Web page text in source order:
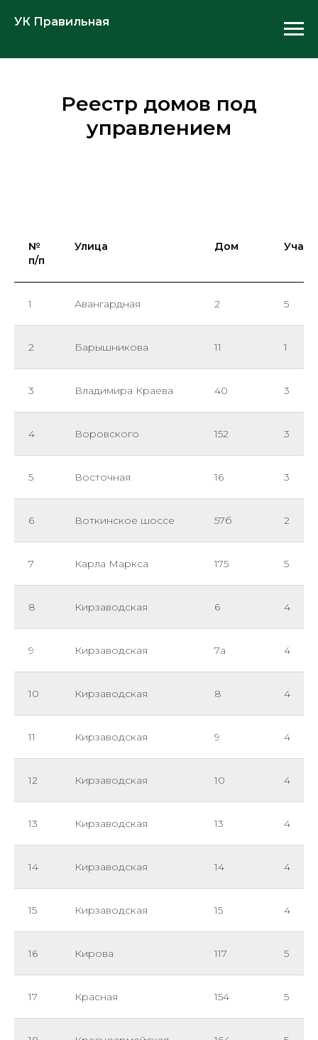
УК Правильная
Реестр домов под
управлением
№
п/п
Улица Дом
1 Авангардная 2 5
2 Барышникова 11 1
3 Владимира Краева 40 3
4 Воровского 152 3
5 Восточная 16 3
6 Воткинское шоссе 57б 2
7 Карла Маркса 175 5
8 Кирзаводская 6 4
9 Кирзаводская 7а 4
10 Кирзаводская 8 4
11 Кирзаводская 9 4
12 Кирзаводская 10 4
13 Кирзаводская 13 4
14 Кирзаводская 14 4
15 Кирзаводская 15 4
16 Кирова 117 5
17 Красная 154 5